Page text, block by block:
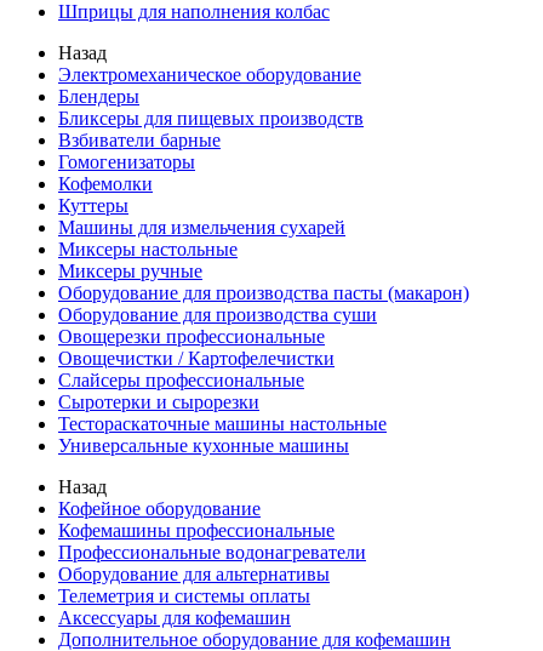
Шприцы для наполнения колбас
Назад
Электромеханическое оборудование
Блендеры
Бликсеры для пищевых производств
Взбиватели барные
Гомогенизаторы
Кофемолки
Куттеры
Машины для измельчения сухарей
Миксеры настольные
Миксеры ручные
Оборудование для производства пасты (макарон)
Оборудование для производства суши
Овощерезки профессиональные
Овощечистки / Картофелечистки
Слайсеры профессиональные
Сыротерки и сырорезки
Тестораскаточные машины настольные
Универсальные кухонные машины
Назад
Кофейное оборудование
Кофемашины профессиональные
Профессиональные водонагреватели
Оборудование для альтернативы
Телеметрия и системы оплаты
Аксессуары для кофемашин
Дополнительное оборудование для кофемашин